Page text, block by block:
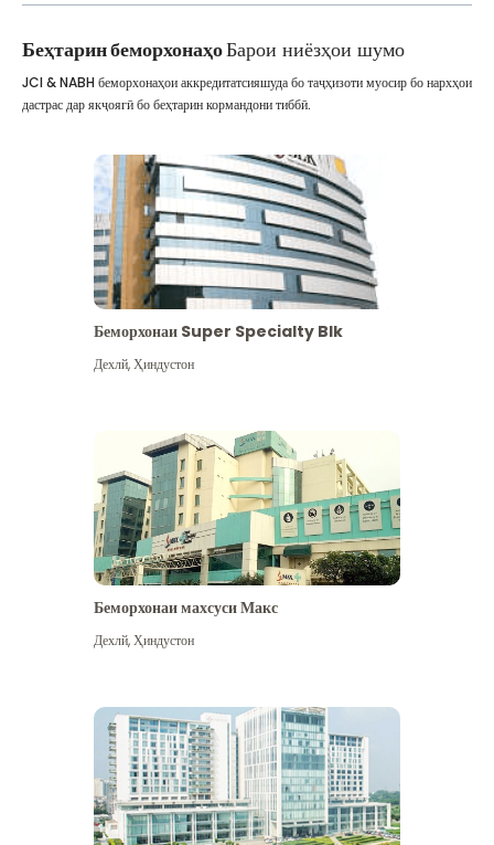
Беҳтарин беморхонаҳоБарои ниёзҳои шумо
JCI & NABH беморхонаҳои аккредитатсияшуда бо таҷҳизоти муосир бо нархҳои
дастрас дар якҷоягӣ бо беҳтарин кормандони тиббӣ.
Беморхонаи Super Specialty Blk
Дехлй,Ҳиндустон
Беморхонаи махсуси Макс
Дехлй,Ҳиндустон